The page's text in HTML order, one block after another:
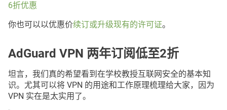
6折优惠
你也可以以优惠价续订或升级现有的许可证。
AdGuard VPN 两年订阅低至2折
坦言，我们真的希望看到在学校教授互联网安全的基本知
识。尤其可以将 VPN 的用途和工作原理梳理给大家，因为
VPN 实在是太实用了。